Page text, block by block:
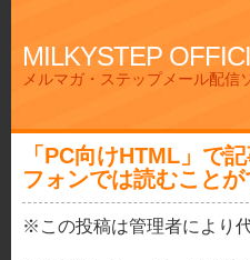
MILKYSTEP
メルマガ・ステップメール配
「PC向けHTML」で
フォンでは読むこと
※この投稿は管理者により